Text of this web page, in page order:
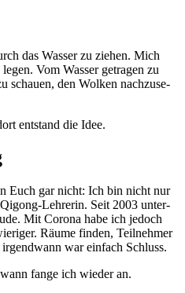
das Was­ser zu zie­hen. Mich
Vom Was­ser getra­gen zu
schau­en, den Wol­ken nach­zu­se­
ent­stand die Idee.
Euch gar nicht: Ich bin nicht nur
Leh­re­rin. Seit 2003 unter­
Mit Coro­na habe ich jedoch
Räu­me fin­den, Teil­neh­mer
war ein­fach Schluss.
fan­ge ich wie­der an.